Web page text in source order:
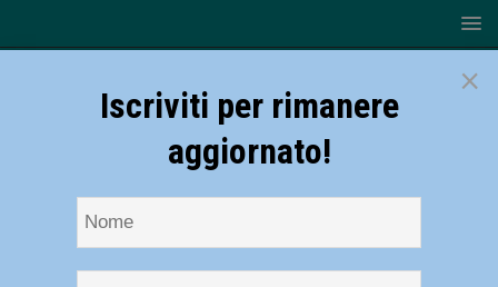
×
Iscriviti per rimanere
aggiornato!